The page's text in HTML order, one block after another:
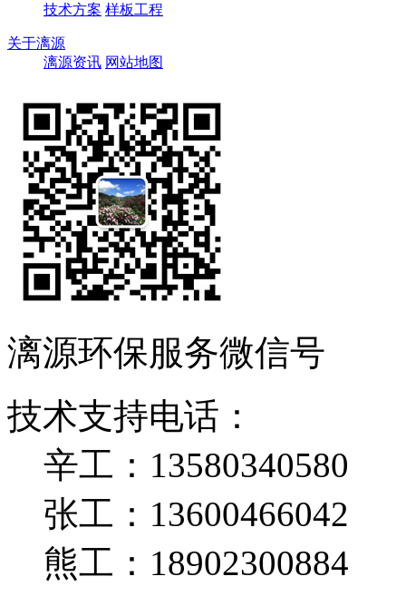
技术方案 样板工程
关于漓源
漓源资讯 网站地图
漓源环保服务微信号
技术支持电话：
辛工：13580340580
张工：13600466042
熊工：18902300884